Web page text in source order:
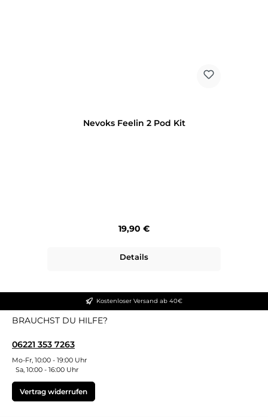
Nevoks Feelin 2 Pod Kit
Regulärer Preis:
19,90 €
Details
Kostenloser Versand ab 40€
BRAUCHST DU HILFE?
06221 353 7263
Mo-Fr, 10:00 - 19:00 Uhr
Sa, 10:00 - 16:00 Uhr
Vertrag widerrufen